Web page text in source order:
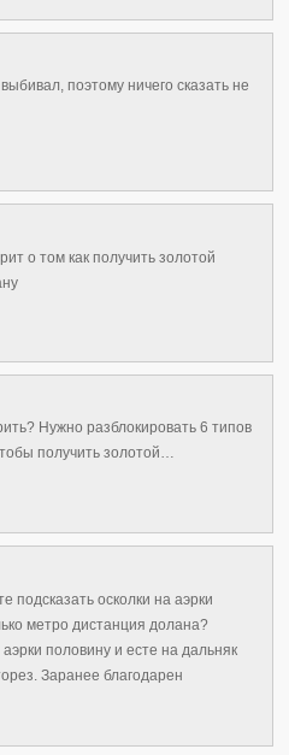
поэтому ничего сказать не
о том как получить золотой
Нужно разблокировать 6 типов
получить золотой…
подсказать осколки на аэрки
метро дистанция долана?
половину и есте на дальняк
Заранее благодарен